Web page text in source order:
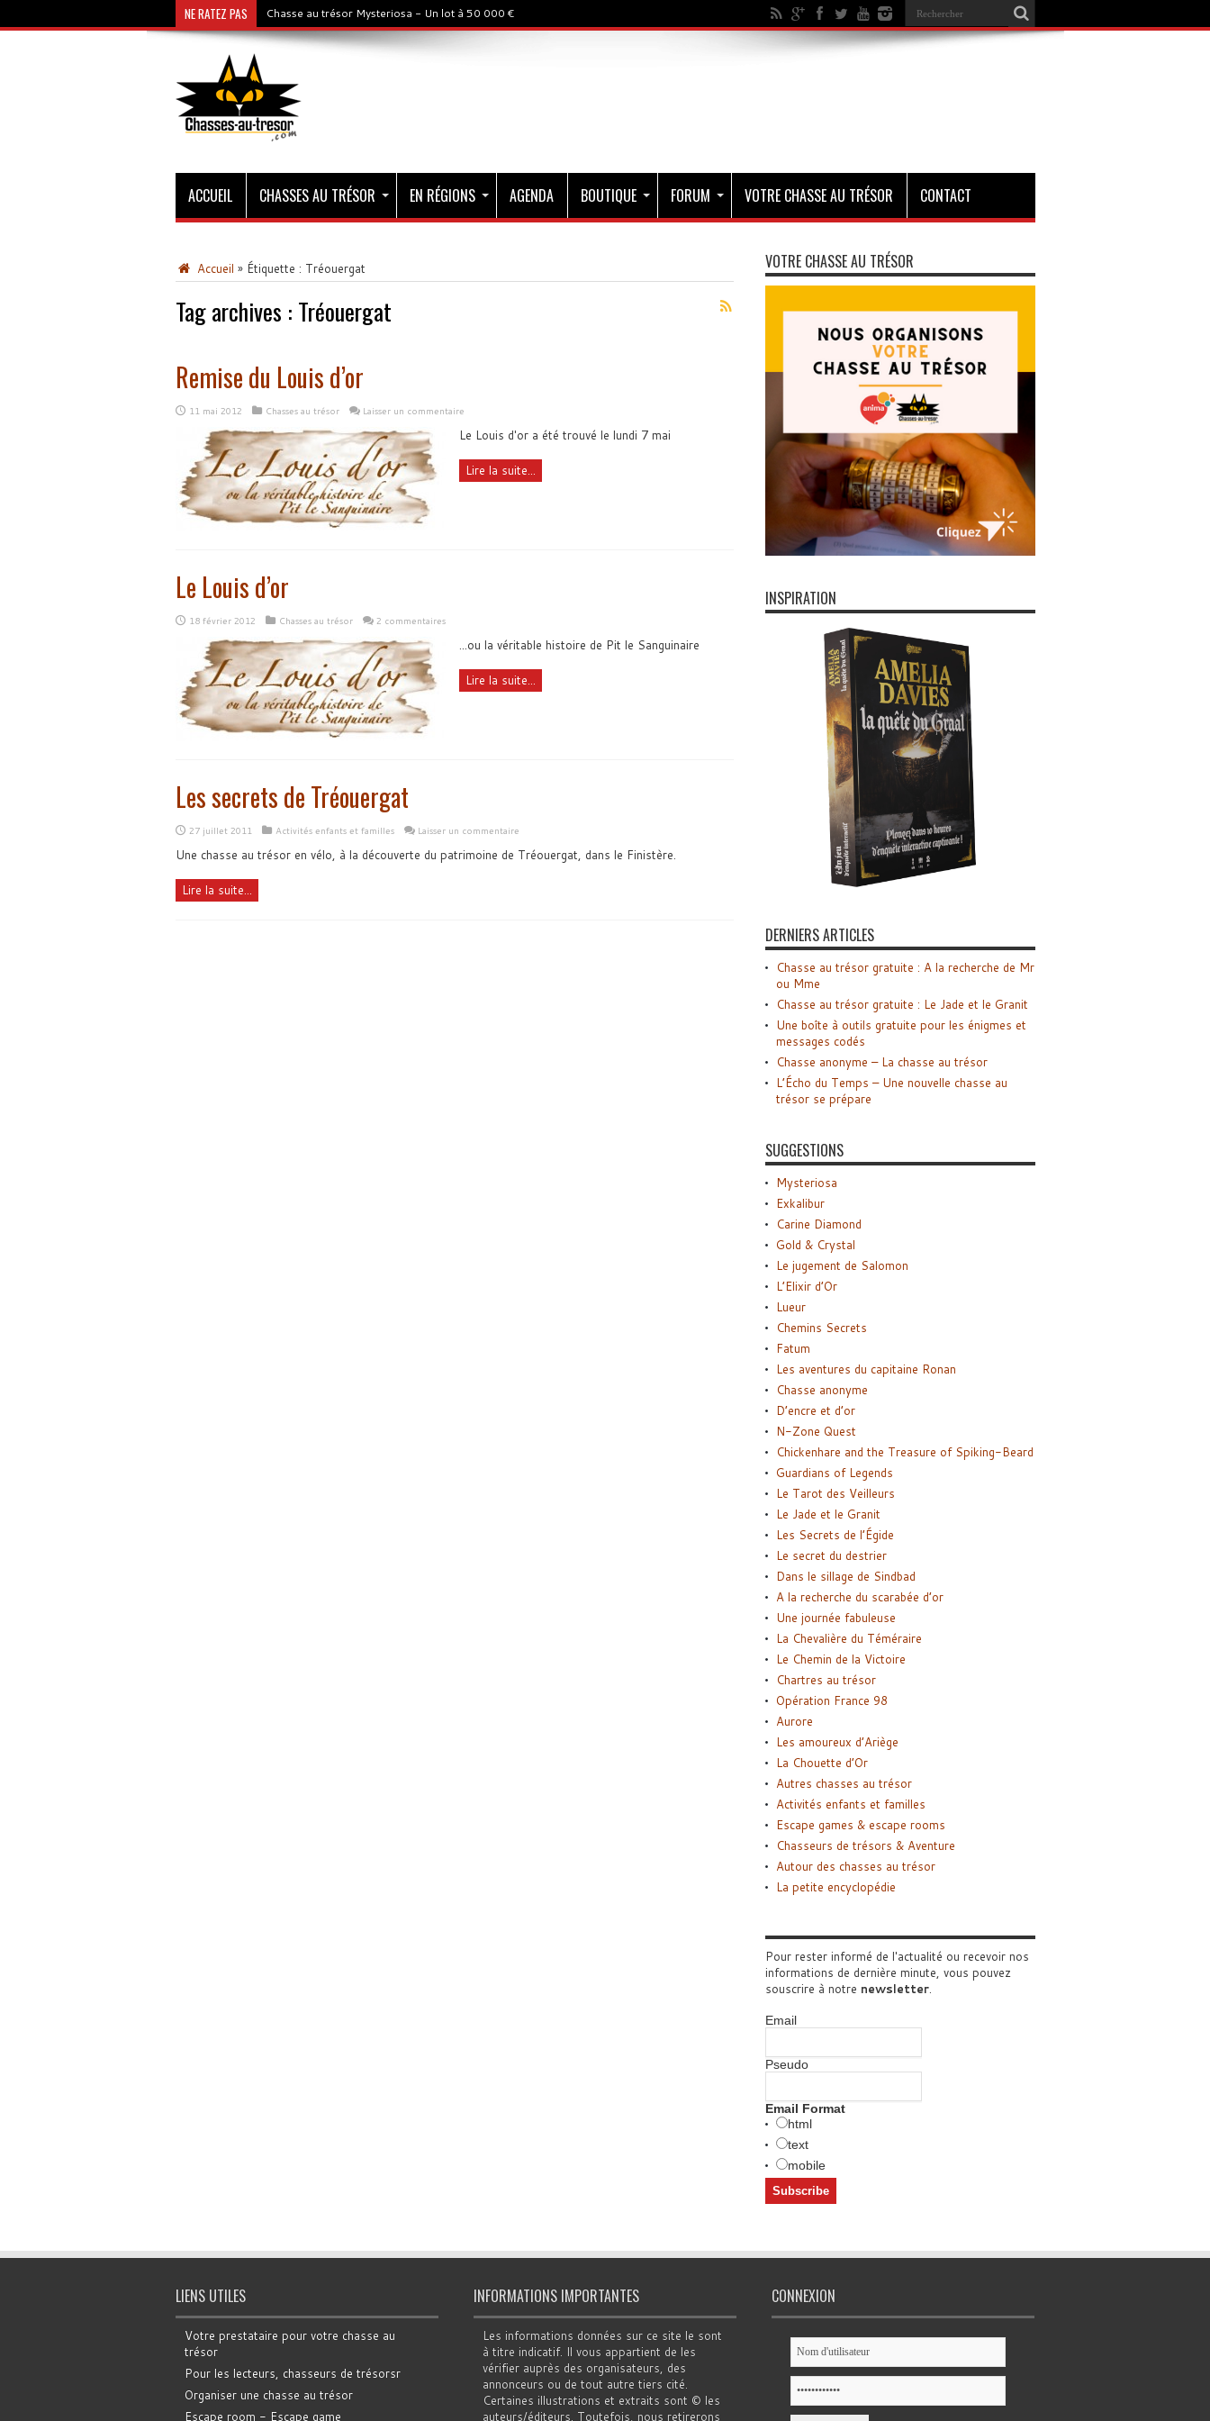
NE RATEZ PAS Chasse au trésor Mysteriosa - Un lot à 50 000 €
ACCUEIL CHASSES AU TRÉSOR EN RÉGIONS AGENDA BOUTIQUE FORUM VOTRE CHASSE AU TRÉSOR CONTACT
Accueil » Étiquette : Tréouergat
Tag archives : Tréouergat
Remise du Louis d’or
11 mai 2012 Chasses au trésor Laisser un commentaire
Le Louis d'or a été trouvé le lundi 7 mai
Lire la suite...
Le Louis d’or
18 février 2012 Chasses au trésor 2 commentaires
...ou la véritable histoire de Pit le Sanguinaire
Lire la suite...
Les secrets de Tréouergat
27 juillet 2011 Activités enfants et familles Laisser un commentaire
Une chasse au trésor en vélo, à la découverte du patrimoine de Tréouergat, dans le Finistère.
Lire la suite...
VOTRE CHASSE AU TRÉSOR
INSPIRATION
DERNIERS ARTICLES
Chasse au trésor gratuite : A la recherche de Mr
ou Mme
Chasse au trésor gratuite : Le Jade et le Granit
Une boîte à outils gratuite pour les énigmes et
messages codés
Chasse anonyme – La chasse au trésor
L’Écho du Temps – Une nouvelle chasse au
trésor se prépare
SUGGESTIONS
Mysteriosa
Exkalibur
Carine Diamond
Gold & Crystal
Le jugement de Salomon
L’Elixir d’Or
Lueur
Chemins Secrets
Fatum
Les aventures du capitaine Ronan
Chasse anonyme
D’encre et d’or
N-Zone Quest
Chickenhare and the Treasure of Spiking-Beard
Guardians of Legends
Le Tarot des Veilleurs
Le Jade et le Granit
Les Secrets de l’Égide
Le secret du destrier
Dans le sillage de Sindbad
A la recherche du scarabée d’or
Une journée fabuleuse
La Chevalière du Téméraire
Le Chemin de la Victoire
Chartres au trésor
Opération France 98
Aurore
Les amoureux d’Ariège
La Chouette d’Or
Autres chasses au trésor
Activités enfants et familles
Escape games & escape rooms
Chasseurs de trésors & Aventure
Autour des chasses au trésor
La petite encyclopédie
Pour rester informé de l'actualité ou recevoir nos
informations de dernière minute, vous pouvez
souscrire à notre newsletter.
Email
Pseudo
Email Format
html
text
mobile
LIENS UTILES
Votre prestataire pour votre chasse au
trésor
Pour les lecteurs, chasseurs de trésorsr
Organiser une chasse au trésor
Escape room - Escape game
INFORMATIONS IMPORTANTES
Les informations données sur ce site le sont
à titre indicatif. Il vous appartient de les
vérifier auprès des organisateurs, des
annonceurs ou de tout autre tiers cité.
Certaines illustrations et extraits sont © les
auteurs/éditeurs. Toutefois, nous retirerons
CONNEXION